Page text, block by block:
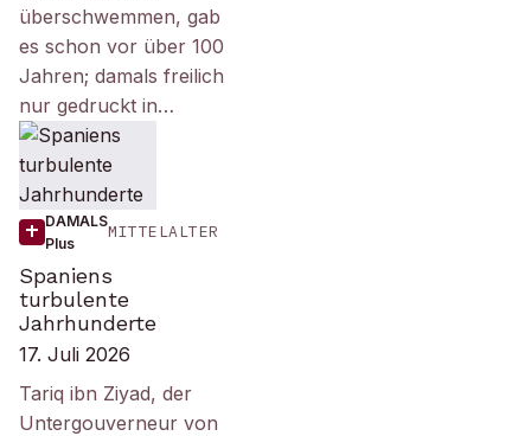
überschwemmen, gab
es schon vor über 100
Jahren; damals freilich
nur gedruckt in…
DAMALS
Plus
MITTELALTER
Spaniens
turbulente
Jahrhunderte
17. Juli 2026
Tariq ibn Ziyad, der
Untergouverneur von